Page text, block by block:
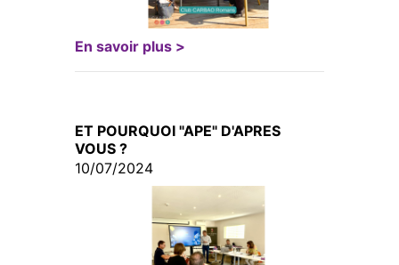
En savoir plus >
ET POURQUOI "APE" D'APRES
VOUS ?
10/07/2024